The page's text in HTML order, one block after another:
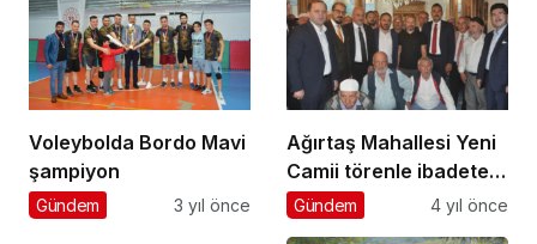
ziyaret etti
Voleybolda Bordo Mavi
şampiyon
Gündem 3 yıl önce
Ağırtaş Mahallesi Yeni
Camii törenle ibadete
açıldı
Gündem 4 yıl önce